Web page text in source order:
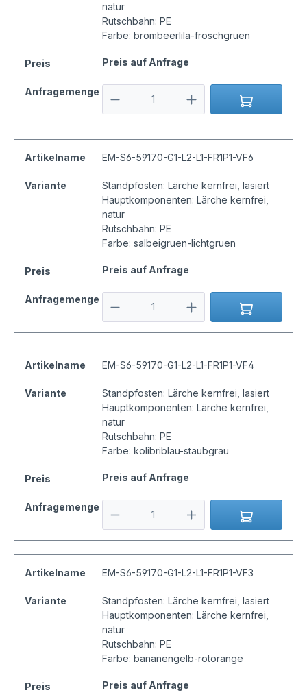
natur
Rutschbahn: PE
Farbe: brombeerlila-froschgruen
Preis Preis auf Anfrage
Anfragemenge
Artikelname EM-S6-59170-G1-L2-L1-FR1P1-VF6
Variante
Standpfosten: Lärche kernfrei, lasiert
Hauptkomponenten: Lärche kernfrei,
natur
Rutschbahn: PE
Farbe: salbeigruen-lichtgruen
Preis Preis auf Anfrage
Anfragemenge
Artikelname EM-S6-59170-G1-L2-L1-FR1P1-VF4
Variante
Standpfosten: Lärche kernfrei, lasiert
Hauptkomponenten: Lärche kernfrei,
natur
Rutschbahn: PE
Farbe: kolibriblau-staubgrau
Preis Preis auf Anfrage
Anfragemenge
Artikelname EM-S6-59170-G1-L2-L1-FR1P1-VF3
Variante
Standpfosten: Lärche kernfrei, lasiert
Hauptkomponenten: Lärche kernfrei,
natur
Rutschbahn: PE
Farbe: bananengelb-rotorange
Preis Preis auf Anfrage